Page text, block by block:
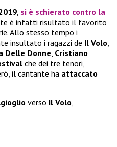
, si è schierato contro la
è infatti risultato il favorito
Allo stesso tempo i
insultato i ragazzi de Il Volo,
Delle Donne, Cristiano
che dei tre tenori,
il cantante ha attaccato
verso Il Volo,